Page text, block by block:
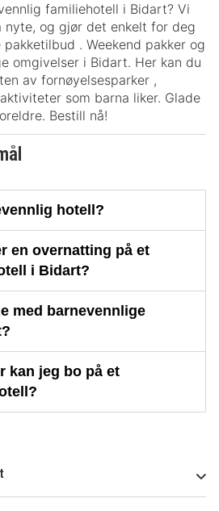
familiehotell i Bidart? Vi
nyte, og gjør det enkelt for deg
. Weekend pakker og
omgivelser i Bidart. Her kan du
av fornøyelsesparker ,
som barna liker. Glade
Bestill nå!
hotell?
en overnatting på et
i Bidart?
med barnevennlige
kan jeg bo på et